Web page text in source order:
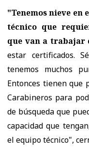
"Tenemos nieve en
técnico que
que van a trabajar
estar certificados.
tenemos muchos
Entonces tienen que
Carabineros para
de búsqueda que
capacidad que
el equipo técnico",